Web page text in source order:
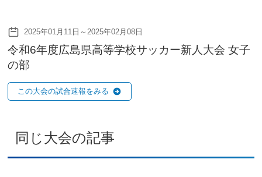
2025年01月11日～2025年02月08日
令和6年度広島県高等学校サッカー新人大会 女子
の部
この大会の試合速報をみる
同じ大会の記事